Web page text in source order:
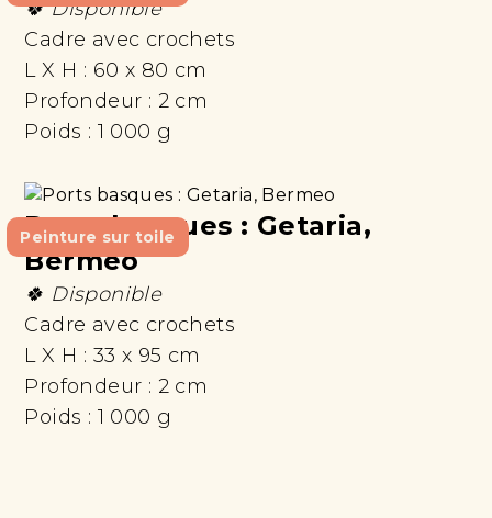
🍀 Disponible
Cadre avec crochets
L X H : 60 x 80 cm
Profondeur : 2 cm
Poids : 1 000 g
Peinture sur toile
Ports basques : Getaria,
Bermeo
🍀 Disponible
Cadre avec crochets
L X H : 33 x 95 cm
Profondeur : 2 cm
Poids : 1 000 g